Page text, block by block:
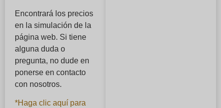
Encontrará los precios
en la simulación de la
página web. Si tiene
alguna duda o
pregunta, no dude en
ponerse en contacto
con nosotros.
*Haga clic aquí para